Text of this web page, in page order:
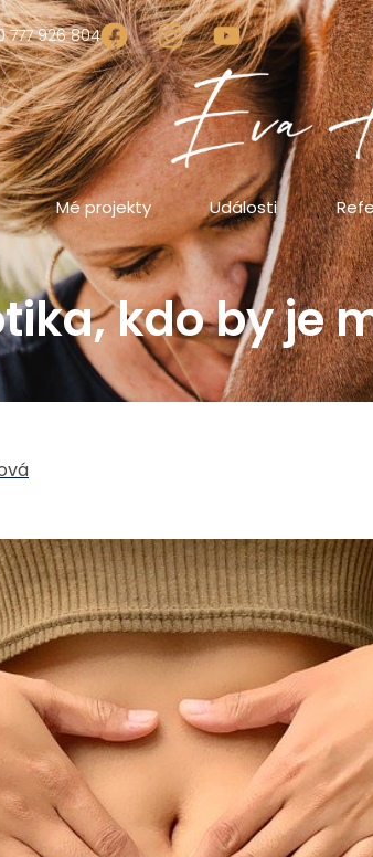
777 926 804
Mé projekty Události
kdo by je